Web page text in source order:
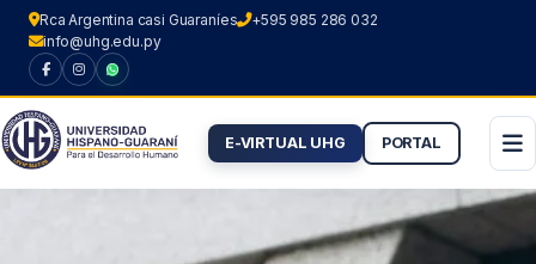
Rca Argentina casi Guaraníes
+595 985 286 032
info@uhg.edu.py
E-VIRTUAL UHG PORTAL